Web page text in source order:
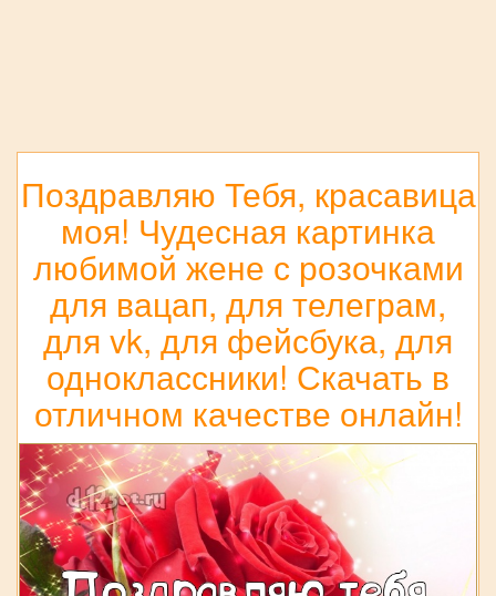
Поздравляю Тебя, красавица
моя! Чудесная картинка
любимой жене с розочками
для вацап, для телеграм,
для vk, для фейсбука, для
одноклассники! Скачать в
отличном качестве онлайн!